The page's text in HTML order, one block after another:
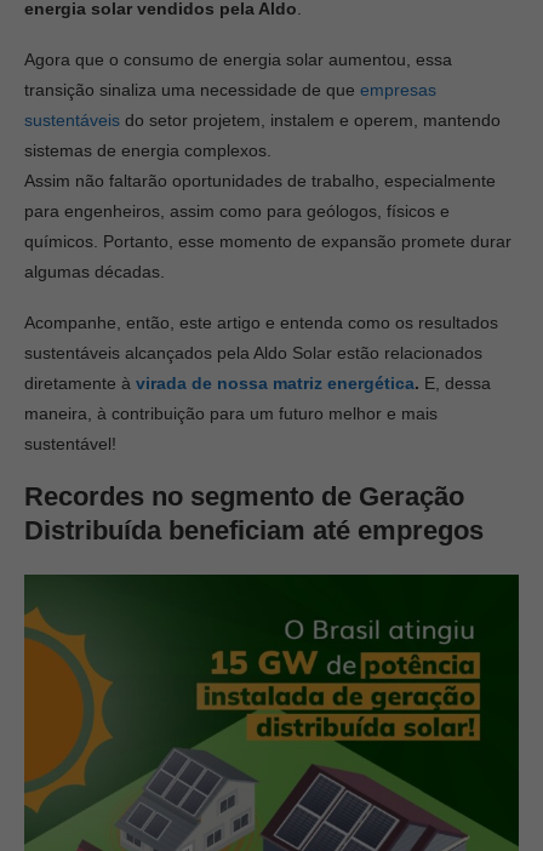
energia solar vendidos pela Aldo
Agora que o consumo de energia solar aumentou, essa
transição sinaliza uma necessidade de que empresas
sustentáveis do setor projetem, instalem e operem, mantendo
sistemas de energia complexos.
Assim não faltarão oportunidades de trabalho, especialmente
para engenheiros, assim como para geólogos, físicos e
químicos. Portanto, esse momento de expansão promete durar
algumas décadas.
Acompanhe, então, este artigo e entenda como os resultados
sustentáveis alcançados pela Aldo Solar estão relacionados
diretamente à virada de nossa matriz energética. E, dessa
maneira, à contribuição para um futuro melhor e mais
sustentável!
Recordes no segmento de Geração
Distribuída beneficiam até empregos